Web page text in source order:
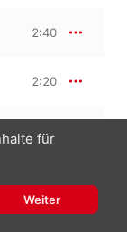
2:40
2:20
0:58
für
Weiter